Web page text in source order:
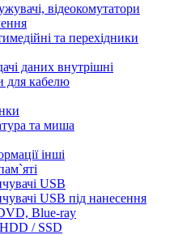
відеокомутатори
та перехідники
даних внутрішні
для кабелю
та миша
інші
USB
USB під нанесення
Blue-ray
/ SSD